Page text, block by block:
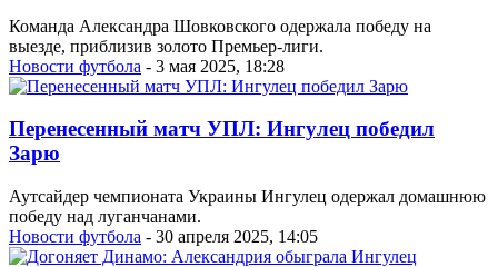
Команда Александра Шовковского одержала победу на
выезде, приблизив золото Премьер-лиги.
Новости футбола - 3 мая 2025, 18:28
Перенесенный матч УПЛ: Ингулец победил
Зарю
Аутсайдер чемпионата Украины Ингулец одержал домашнюю
победу над луганчанами.
Новости футбола - 30 апреля 2025, 14:05